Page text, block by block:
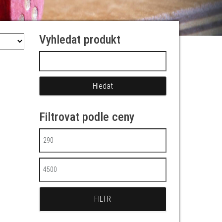
Vyhledat produkt
Filtrovat podle ceny
Minimální cena
Maximální cena
FILTR